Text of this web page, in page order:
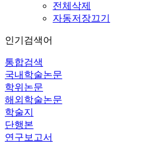
전체삭제
자동저장끄기
인기검색어
통합검색
국내학술논문
학위논문
해외학술논문
학술지
단행본
연구보고서